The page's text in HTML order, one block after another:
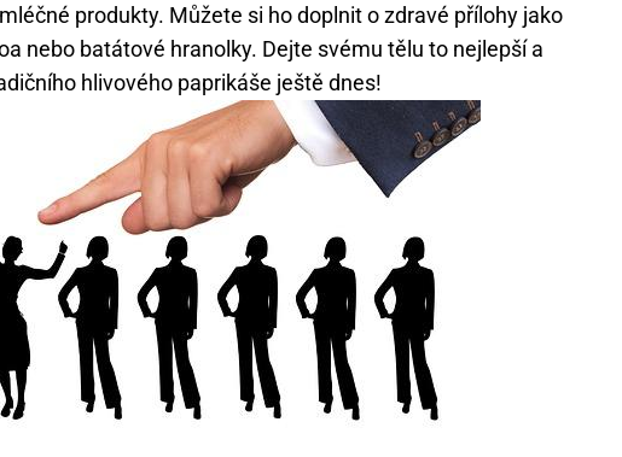
produkty. Můžete si ho doplnit o zdravé přílohy jako
nebo batátové hranolky. Dejte svému tělu to nejlepší a
hlivového paprikáše ještě dnes!